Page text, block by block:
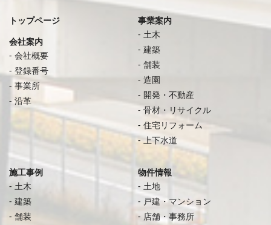
トップページ
会社案内
会社概要
登録番号
事業所
沿革
事業案内
土木
建築
舗装
造園
開発・不動産
骨材・リサイクル
住宅リフォーム
上下水道
施工事例
土木
建築
舗装
物件情報
土地
戸建・マンション
店舗・事務所